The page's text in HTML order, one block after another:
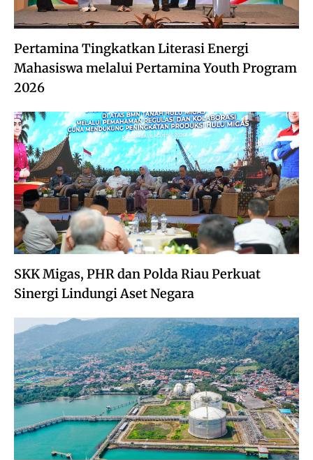
Pertamina Tingkatkan Literasi Energi
Mahasiswa melalui Pertamina Youth Program
2026
SKK Migas, PHR dan Polda Riau Perkuat
Sinergi Lindungi Aset Negara